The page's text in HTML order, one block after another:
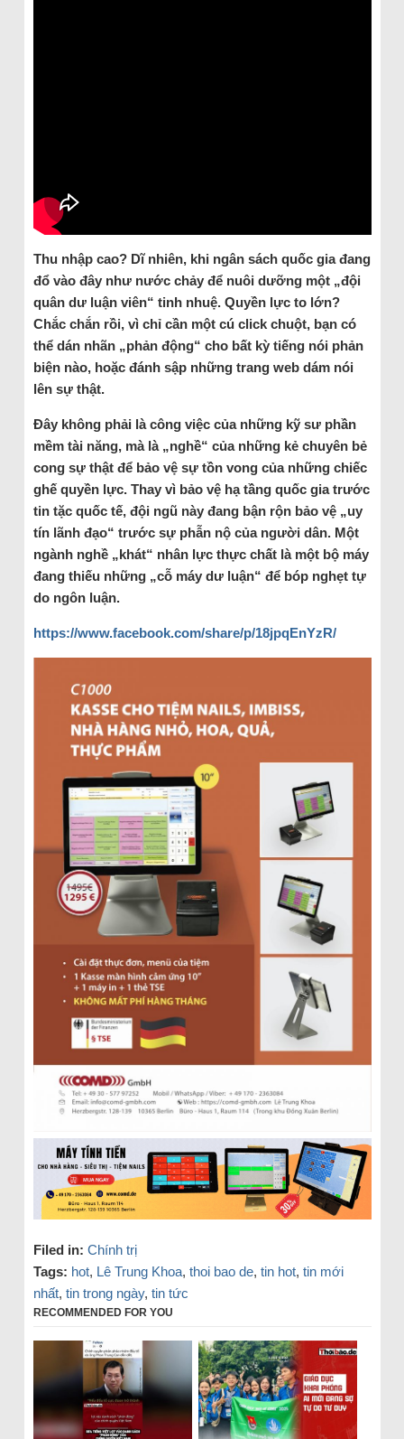
Thu nhập cao? Dĩ nhiên, khi ngân sách quốc gia đang
đổ vào đây như nước chảy để nuôi dưỡng một „đội
quân dư luận viên“ tinh nhuệ. Quyền lực to lớn?
Chắc chắn rồi, vì chỉ cần một cú click chuột, bạn có
thể dán nhãn „phản động“ cho bất kỳ tiếng nói phản
biện nào, hoặc đánh sập những trang web dám nói
lên sự thật.
Đây không phải là công việc của những kỹ sư phần
mềm tài năng, mà là „nghề“ của những kẻ chuyên bẻ
cong sự thật để bảo vệ sự tồn vong của những chiếc
ghế quyền lực. Thay vì bảo vệ hạ tầng quốc gia trước
tin tặc quốc tế, đội ngũ này đang bận rộn bảo vệ „uy
tín lãnh đạo“ trước sự phẫn nộ của người dân. Một
ngành nghề „khát“ nhân lực thực chất là một bộ máy
đang thiếu những „cỗ máy dư luận“ để bóp nghẹt tự
do ngôn luận.
https://www.facebook.com/share/p/18jpqEnYzR/
Filed in: Chính trị
Tags: hot, Lê Trung Khoa, thoi bao de, tin hot, tin mới
nhất, tin trong ngày, tin tức
RECOMMENDED FOR YOU